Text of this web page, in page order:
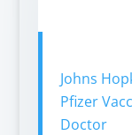
Johns
Pfizer
Doctor